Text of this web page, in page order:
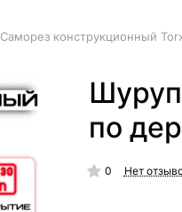
Саморез конструкционный
по
0 Нет